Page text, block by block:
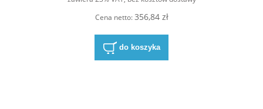
Cena netto:356,84 zł
do koszyka